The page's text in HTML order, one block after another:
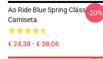
Ao Ride Blue Spring Clássico
Camiseta
€ 24,38 - € 28,06
-20%